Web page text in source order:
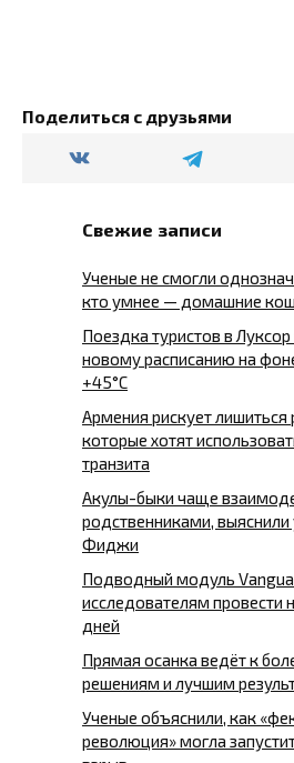
Поделиться с друзьями
Свежие записи
Ученые не смогли
кто умнее — домашние
Поездка туристов в
новому расписанию на
+45°C
Армения рискует лишиться
которые хотят
транзита
Акулы-быки чаще
родственниками, выяснили
Фиджи
Подводный модуль
исследователям провести
дней
Прямая осанка ведёт к
решениям и лучшим
Ученые объяснили, как
революция» могла